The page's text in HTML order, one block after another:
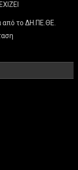
από το ΔΗ.ΠΕ.ΘΕ.